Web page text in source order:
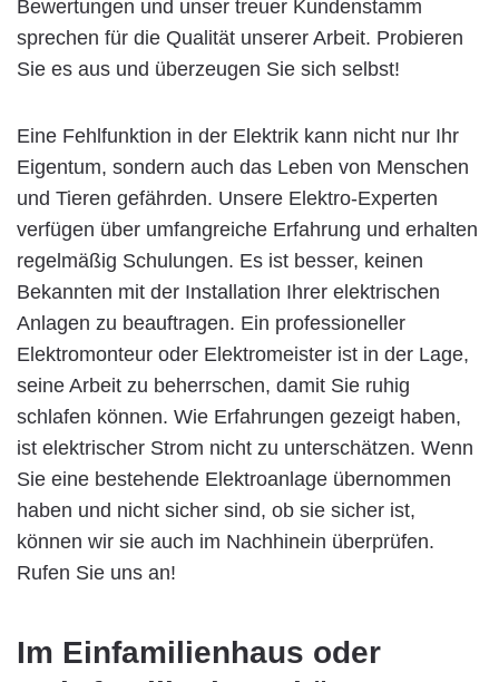
Bewertungen und unser treuer Kundenstamm
sprechen für die Qualität unserer Arbeit. Probieren
Sie es aus und überzeugen Sie sich selbst!
Eine Fehlfunktion in der Elektrik kann nicht nur Ihr
Eigentum, sondern auch das Leben von Menschen
und Tieren gefährden. Unsere Elektro-Experten
verfügen über umfangreiche Erfahrung und erhalten
regelmäßig Schulungen. Es ist besser, keinen
Bekannten mit der Installation Ihrer elektrischen
Anlagen zu beauftragen. Ein professioneller
Elektromonteur oder Elektromeister ist in der Lage,
seine Arbeit zu beherrschen, damit Sie ruhig
schlafen können. Wie Erfahrungen gezeigt haben,
ist elektrischer Strom nicht zu unterschätzen. Wenn
Sie eine bestehende Elektroanlage übernommen
haben und nicht sicher sind, ob sie sicher ist,
können wir sie auch im Nachhinein überprüfen.
Rufen Sie uns an!
Im Einfamilienhaus oder